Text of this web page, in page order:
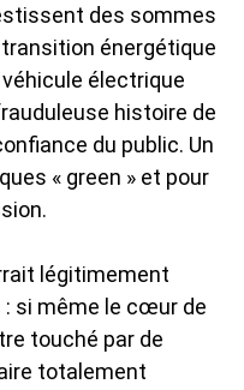
des sommes
énergétique
électrique
histoire de
du public. Un
« green » et pour
légitimement
si même le cœur de
touché par de
totalement